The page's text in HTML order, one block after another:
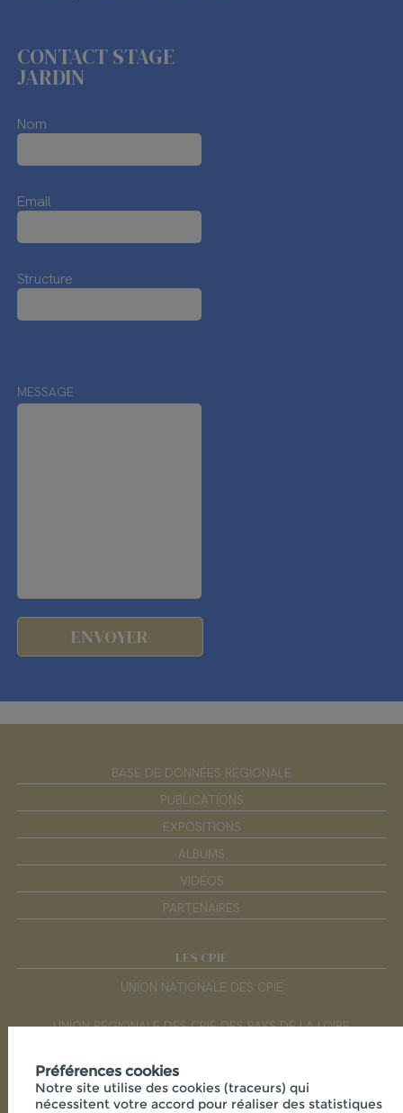
CONTACT STAGE
JARDIN
Nom
Email
Structure
MESSAGE
BASE DE DONNÉES RÉGIONALE
PUBLICATIONS
EXPOSITIONS
ALBUMS
VIDÉOS
PARTENAIRES
LES CPIE
UNION NATIONALE DES CPIE
UNION RÉGIONALE DES CPIE DES PAYS DE LA LOIRE
RÉSEAUX SOCIAUX
Préférences cookies
Notre site utilise des cookies (traceurs) qui
nécessitent votre accord pour réaliser des statistiques